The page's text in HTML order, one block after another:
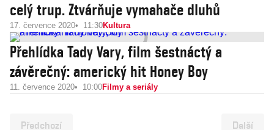
celý trup. Ztvárňuje vymahače dluhů
17. července 2020 11:30Kultura
Přehlídka Tady Vary, film šestnáctý a
závěrečný: americký hit Honey Boy
11. července 2020 10:00Filmy a seriály
Předchozí Další